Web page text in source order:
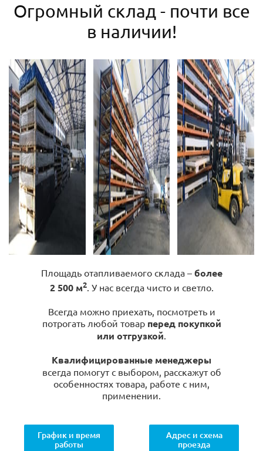
Огромный склад - почти все
в наличии!
Площадь отапливаемого склада – более
2 500 м2. У нас всегда чисто и светло.
Всегда можно приехать, посмотреть и
потрогать любой товар перед покупкой
или отгрузкой.
Квалифицированные менеджеры
всегда помогут с выбором, расскажут об
особенностях товара, работе с ним,
применении.
График и время
работы
Адрес и схема
проезда